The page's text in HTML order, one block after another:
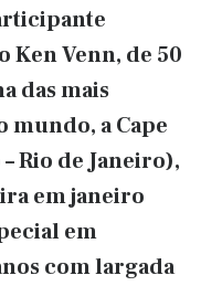
Ken Venn, de 50
das mais
mundo, a Cape
Rio de Janeiro),
em janeiro
em
com largada